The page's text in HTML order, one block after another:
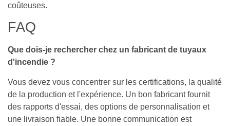
coûteuses.
FAQ
Que dois-je rechercher chez un fabricant de tuyaux
d'incendie ?
Vous devez vous concentrer sur les certifications, la qualité
de la production et l'expérience. Un bon fabricant fournit
des rapports d'essai, des options de personnalisation et
une livraison fiable. Une bonne communication est